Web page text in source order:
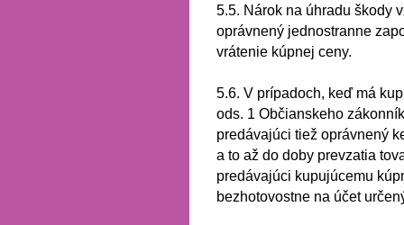
5.5. Nárok na úhradu škody
oprávnený jednostranne
vrátenie kúpnej ceny.
5.6. V prípadoch, keď má
ods. 1 Občianskeho
predávajúci tiež oprávnený
a to až do doby prevzatia
predávajúci kupujúcemu
bezhotovostne na účet